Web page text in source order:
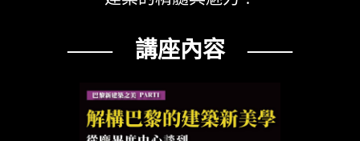
—— 講座內容 ——